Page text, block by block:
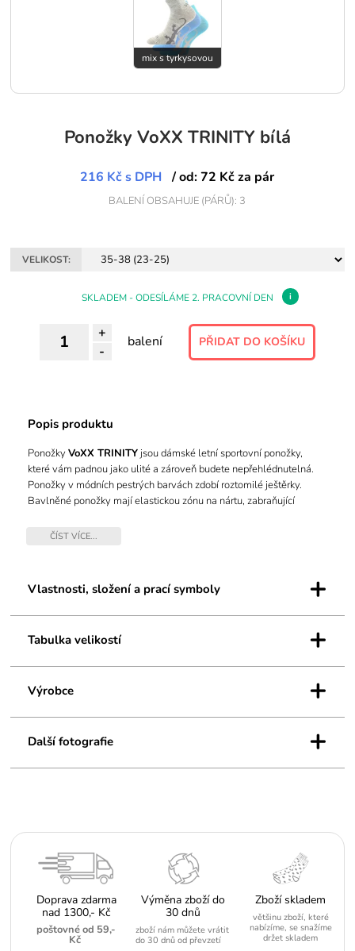
mix s tyrkysovou
Ponožky VoXX TRINITY bílá
216 Kč s DPH / od: 72 Kč za pár
BALENÍ OBSAHUJE (PÁRŮ): 3
VELIKOST:
SKLADEM - ODESÍLÁME 2. PRACOVNÍ DEN i
+
-
balení
Popis produktu
PonožkyVoXX TRINITY jsou dámské letní sportovní ponožky,
které vám padnou jako ulité a zároveň budete nepřehlédnutelná.
Ponožky v módních pestrých barvách zdobí roztomilé ještěrky.
Bavlněné ponožky mají elastickou zónu na nártu, zabraňující
teplotách oceníte vysoký odvod potu, puchýře ani otlaky se vám
ČÍST VÍCE...
Vlastnosti, složení a prací symboly +
Tabulka velikostí +
Výrobce +
Další fotografie +
Doprava zdarma
nad 1300,- Kč
poštovné od 59,-
Kč
Výměna zboží do
30 dnů
zboží nám můžete vrátit
do 30 dnů od převzetí
Zboží skladem
většinu zboží, které
nabízíme, se snažíme
držet skladem